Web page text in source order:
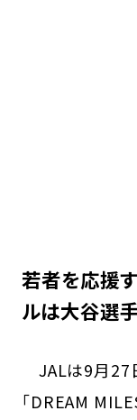
若者を応援
ルは大谷選
JALは9月27
「DREAM